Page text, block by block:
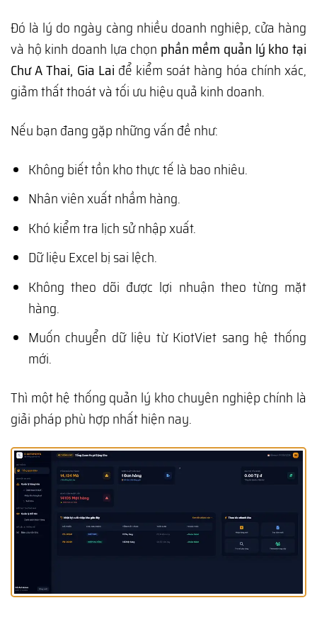
Đó là lý do ngày càng nhiều doanh nghiệp, cửa hàng
và hộ kinh doanh lựa chọn phần mềm quản lý kho tại
Chư A Thai, Gia Lai để kiểm soát hàng hóa chính xác,
giảm thất thoát và tối ưu hiệu quả kinh doanh.
Nếu bạn đang gặp những vấn đề như:
Không biết tồn kho thực tế là bao nhiêu.
Nhân viên xuất nhầm hàng.
Khó kiểm tra lịch sử nhập xuất.
Dữ liệu Excel bị sai lệch.
Không theo dõi được lợi nhuận theo từng mặt
hàng.
Muốn chuyển dữ liệu từ KiotViet sang hệ thống
mới.
Thì một hệ thống quản lý kho chuyên nghiệp chính là
giải pháp phù hợp nhất hiện nay.